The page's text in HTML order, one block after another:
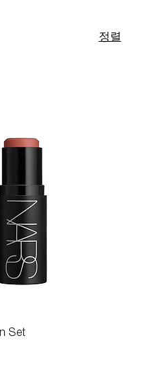
정렬
Set